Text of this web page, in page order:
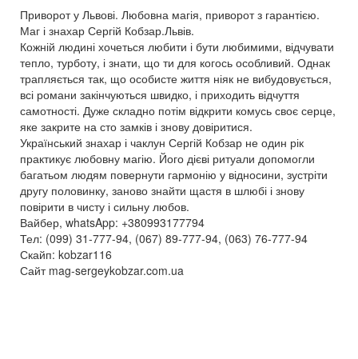
Приворот у Львові. Любовна магія, приворот з гарантією.
Маг і знахар Сергій Кобзар.Львів.
Кожній людині хочеться любити і бути любимими, відчувати
тепло, турботу, і знати, що ти для когось особливий. Однак
трапляється так, що особисте життя ніяк не вибудовується,
всі романи закінчуються швидко, і приходить відчуття
самотності. Дуже складно потім відкрити комусь своє серце,
яке закрите на сто замків і знову довіритися.
Український знахар і чаклун Сергій Кобзар не один рік
практикує любовну магію. Його дієві ритуали допомогли
багатьом людям повернути гармонію у відносини, зустріти
другу половинку, заново знайти щастя в шлюбі і знову
повірити в чисту і сильну любов.
Вайбер, whatsApp: +380993177794
Тел: (099) 31-777-94, (067) 89-777-94, (063) 76-777-94
Скайп: kobzar116
Сайт mag-sergeykobzar.com.ua